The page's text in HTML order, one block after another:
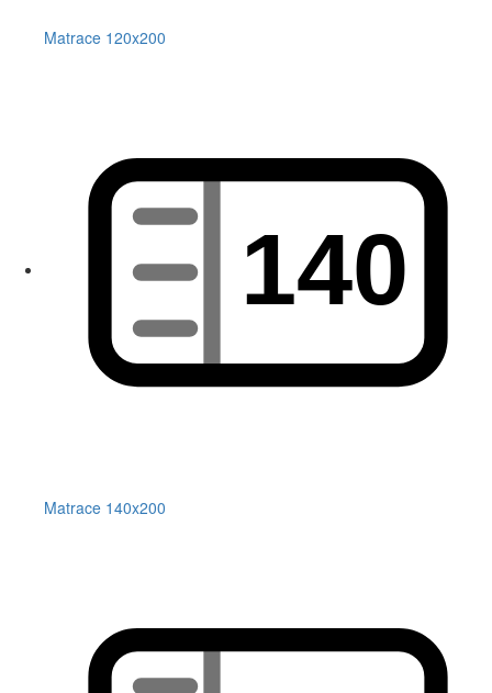
Matrace 120x200
Matrace 140x200